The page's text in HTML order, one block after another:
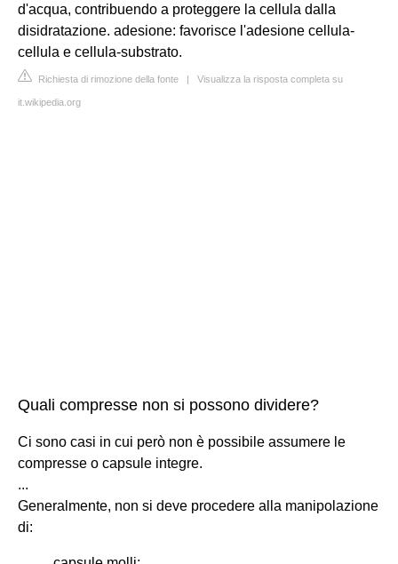
d'acqua, contribuendo a proteggere la cellula dalla
disidratazione. adesione: favorisce l'adesione cellula-
cellula e cellula-substrato.
Richiesta di rimozione della fonte | Visualizza la risposta completa su
it.wikipedia.org
Quali compresse non si possono dividere?
Ci sono casi in cui però non è possibile assumere le
compresse o capsule integre.
...
Generalmente, non si deve procedere alla manipolazione
di: